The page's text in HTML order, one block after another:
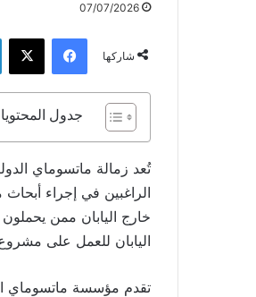
07/07/2026
شاركها
فيسبوك ‫X
جدول
الراغبين في إجراء
خارج اليابان ممن
اليابان للعمل على
تقدم مؤسسة ماتسوماي